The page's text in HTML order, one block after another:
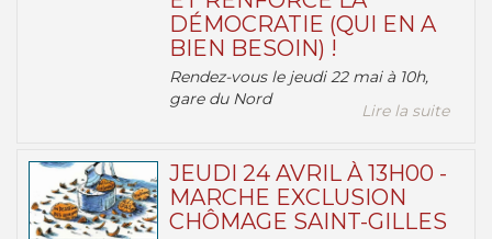
DÉMOCRATIE (QUI EN A
BIEN BESOIN) !
Rendez-vous le jeudi 22 mai à 10h,
gare du Nord
Lire la suite
JEUDI 24 AVRIL À 13H00 -
MARCHE EXCLUSION
CHÔMAGE SAINT-GILLES